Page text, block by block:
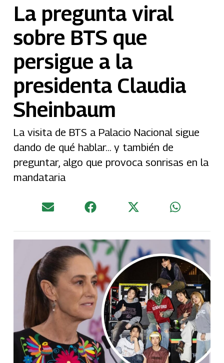
La pregunta viral
sobre BTS que
persigue a la
presidenta Claudia
Sheinbaum
La visita de BTS a Palacio Nacional sigue
dando de qué hablar… y también de
preguntar, algo que provoca sonrisas en la
mandataria